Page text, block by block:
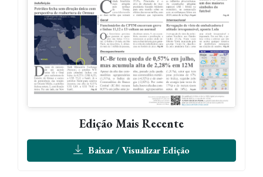
Edição Mais Recente
Baixar / Visualizar Edição